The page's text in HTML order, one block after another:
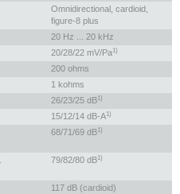
Omnidirectional, cardioid,
figure-8 plus
20 Hz ... 20 kHz
20/28/22 mV/Pa1)
200 ohms
1 kohms
26/23/25 dB1)
15/12/14 dB-A1)
68/71/69 dB1)
79/82/80 dB1)
117 dB (cardioid)